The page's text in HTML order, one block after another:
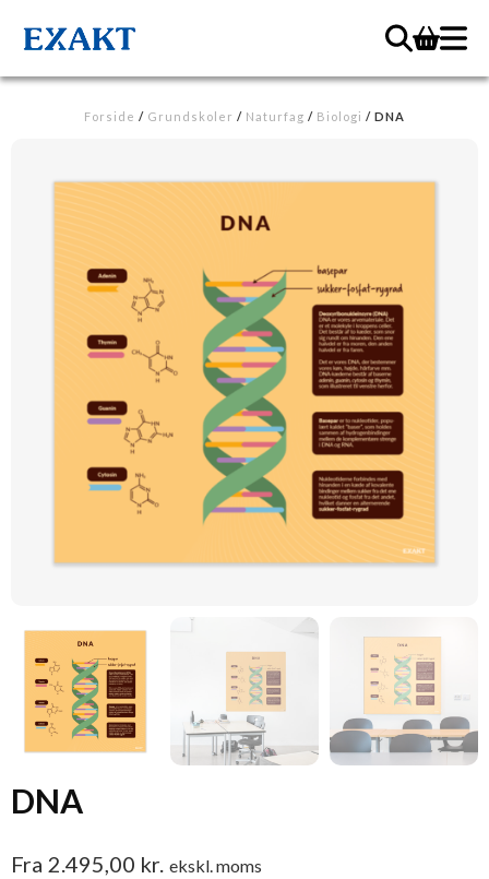
Forside / Grundskoler / Naturfag / Biologi / DNA
DNA
Fra 2.495,00 kr. ekskl. moms